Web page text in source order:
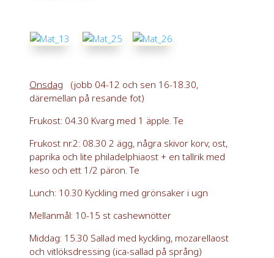
Onsdag (jobb 04-12 och sen 16-18.30,
däremellan på resande fot)
Frukost: 04.30 Kvarg med 1 äpple. Te
Frukost nr.2: 08.30 2 ägg, några skivor korv, ost,
paprika och lite philadelphiaost + en tallrik med
keso och ett 1/2 päron. Te
Lunch: 10.30 Kyckling med grönsaker i ugn
Mellanmål: 10-15 st cashewnötter
Middag: 15.30 Sallad med kyckling, mozarellaost
och vitlöksdressing (ica-sallad på språng)